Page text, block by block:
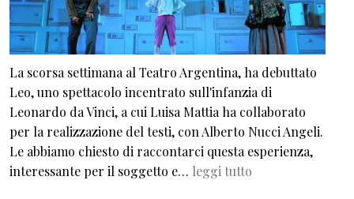
La scorsa settimana al Teatro Argentina, ha debuttato
Leo, uno spettacolo incentrato sull'infanzia di
Leonardo da Vinci, a cui Luisa Mattia ha collaborato
per la realizzazione del testi, con Alberto Nucci Angeli.
Le abbiamo chiesto di raccontarci questa esperienza,
interessante per il soggetto e… leggi tutto